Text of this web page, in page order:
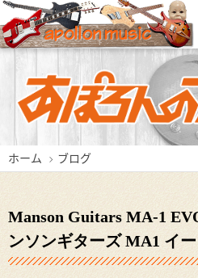
ホーム ブログ
Manson Guitars MA-1
ンソンギターズ MA1 イ